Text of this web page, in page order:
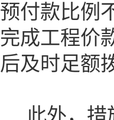
预付款比例
完成工程价
后及时足额
此外，措